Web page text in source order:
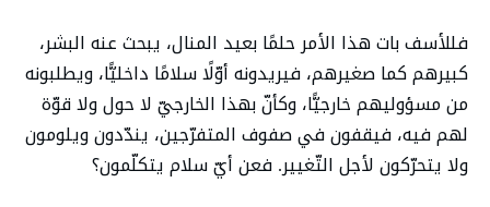
فللأسف بات هذا الأمر حلمًا بعيد المنال، يبحث عنه البشر،
كبيرهم كما صغيرهم، فيريدونه أوّلًا سلامًا داخليًّا، ويطلبونه
من مسؤوليهم خارجيًّا، وكأنّ بهذا الخارجيّ لا حول ولا قوّة
لهم فيه، فيقفون في صفوف المتفرّجين، يندّدون ويلومون
ولا يتحرّكون لأجل التّغيير. فعن أيّ سلام يتكلّمون؟